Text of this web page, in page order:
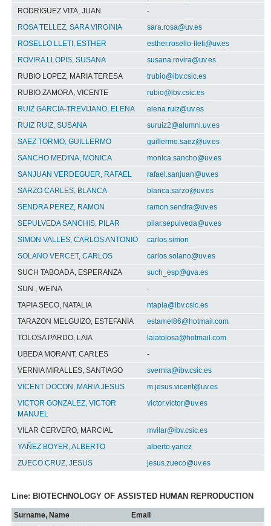
RODRIGUEZ VITA, JUAN
-
ROSA TELLEZ, SARA VIRGINIA
sara.rosa@uv.es
ROSELLO LLETI, ESTHER
esther.rosello-lleti@uv.es
ROVIRA LLOPIS, SUSANA
susana.rovira@uv.es
RUBIO LOPEZ, MARIA TERESA
trubio@ibv.csic.es
RUBIO ZAMORA, VICENTE
rubio@ibv.csic.es
RUIZ GARCIA-TREVIJANO, ELENA
elena.ruiz@uv.es
RUIZ RUIZ, SUSANA
suruiz2@alumni.uv.es
SAEZ TORMO, GUILLERMO
guillermo.saez@uv.es
SANCHO MEDINA, MONICA
monica.sancho@uv.es
SANJUAN VERDEGUER, RAFAEL
rafael.sanjuan@uv.es
SARZO CARLES, BLANCA
blanca.sarzo@uv.es
SENDRA PEREZ, RAMON
ramon.sendra@uv.es
SEPULVEDA SANCHIS, PILAR
pilar.sepulveda@uv.es
SIMON VALLES, CARLOS ANTONIO
carlos.simon
SOLANO VERCET, CARLOS
carlos.solano@uv.es
SUCH TABOADA, ESPERANZA
such_esp@gva.es
SUN , WEINA
-
TAPIA SECO, NATALIA
ntapia@ibv.csic.es
TARAZON MELGUIZO, ESTEFANIA
estamel86@hotmail.com
TOLOSA PARDO, LAIA
laiatolosa@hotmail.com
UBEDA MORANT, CARLES
-
VERNIA MIRALLES, SANTIAGO
svernia@ibv.csic.es
VICENT DOCON, MARIA JESUS
m.jesus.vicent@uv.es
VICTOR GONZALEZ, VICTOR
MANUEL
victor.victor@uv.es
VILAR CERVERO, MARCIAL
mvilar@ibv.csic.es
YAÑEZ BOYER, ALBERTO
alberto.yanez
ZUECO CRUZ, JESUS
jesus.zueco@uv.es
Line: BIOTECHNOLOGY OF ASSISTED HUMAN REPRODUCTION
Surname, Name
Email